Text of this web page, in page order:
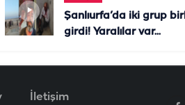
Şanlıurfa’da iki grup
girdi! Yaralılar var...
İletişim